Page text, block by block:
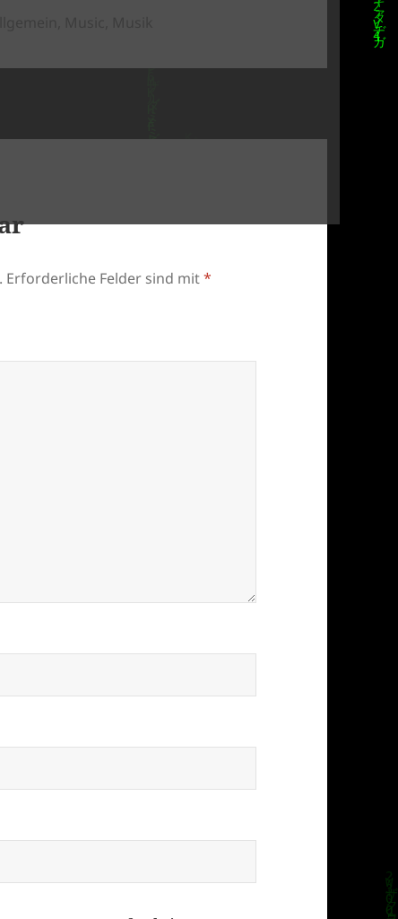
Erforderliche Felder sind mit*